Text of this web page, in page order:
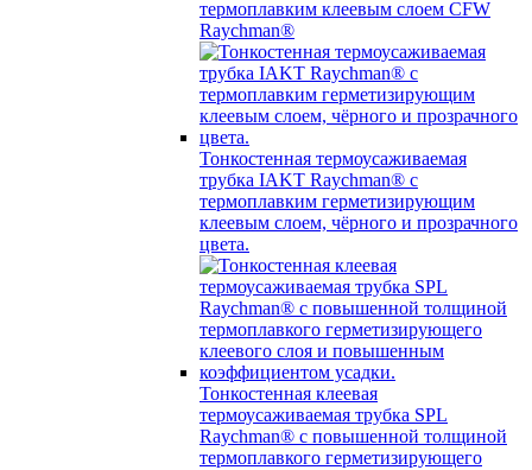
термоплавким клеевым слоем CFW
Raychman®
Тонкостенная термоусаживаемая
трубка IAKT Raychman® с
термоплавким герметизирующим
клеевым слоем, чёрного и прозрачного
цвета.
Тонкостенная клеевая
термоусаживаемая трубка SPL
Raychman® с повышенной толщиной
термоплавкого герметизирующего